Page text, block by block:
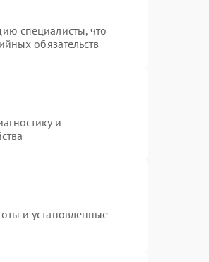
специалисты, что
обязательств
и
и установленные